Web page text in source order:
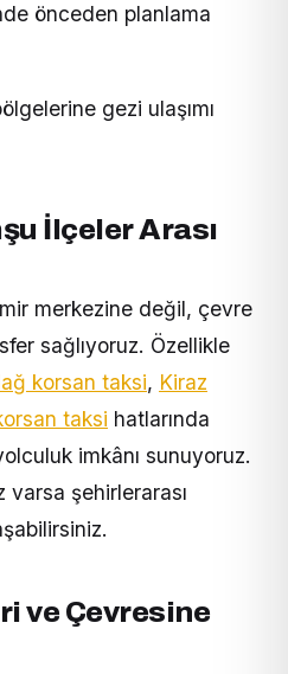
önceden planlama
gezi ulaşımı
İlçeler Arası
merkezine değil, çevre
sağlıyoruz. Özellikle
korsan taksi, Kiraz
taksi hatlarında
imkânı sunuyoruz.
şehirlerarası
ve Çevresine